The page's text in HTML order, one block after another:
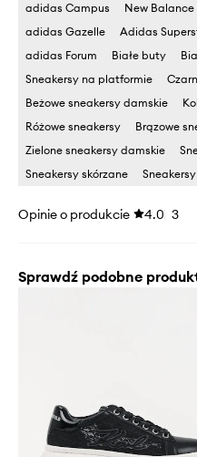
adidas Campus New Balance
adidas Gazelle
Adidas
adidas Forum
Białe buty
Sneakersy na platformie
Beżowe sneakersy damskie
Różowe sneakersy
Brązowe
Zielone sneakersy damskie
Sneakersy skórzane
Opinie o produkcie 4.0 3
Sprawdź podobne